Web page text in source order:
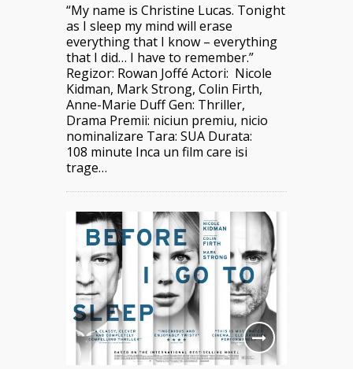
“My name is Christine Lucas. Tonight
as I sleep my mind will erase
everything that I know – everything
that I did… I have to remember.”
Regizor: Rowan Joffé Actori: Nicole
Kidman, Mark Strong, Colin Firth,
Anne-Marie Duff Gen: Thriller,
Drama Premii: niciun premiu, nicio
nominalizare Tara: SUA Durata:
108 minute Inca un film care isi
trage…